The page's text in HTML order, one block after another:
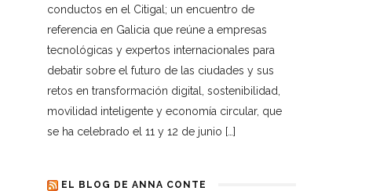
conductos en el Citigal; un encuentro de
referencia en Galicia que reúne a empresas
tecnológicas y expertos internacionales para
debatir sobre el futuro de las ciudades y sus
retos en transformación digital, sostenibilidad,
movilidad inteligente y economía circular, que
se ha celebrado el 11 y 12 de junio […]
EL BLOG DE ANNA CONTE